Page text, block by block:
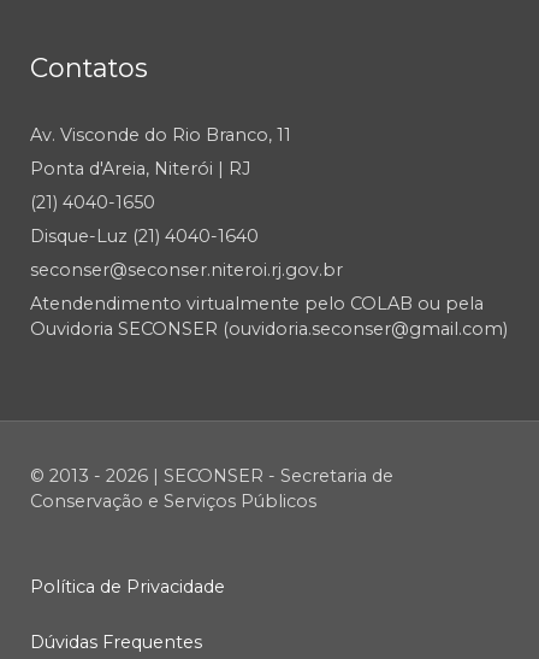
Contatos
Av. Visconde do Rio Branco, 11
Ponta d'Areia, Niterói | RJ
(21) 4040-1650
Disque-Luz (21) 4040-1640
seconser@seconser.niteroi.rj.gov.br
Atendendimento virtualmente pelo COLAB ou pela
Ouvidoria SECONSER (ouvidoria.seconser@gmail.com)
© 2013 - 2026 | SECONSER - Secretaria de
Conservação e Serviços Públicos
Política de Privacidade
Dúvidas Frequentes